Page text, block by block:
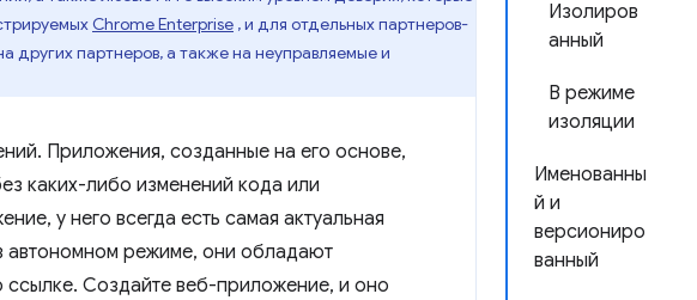
Изолиров
анный
В режиме
изоляции
Именованны
й и
версиониро
ванный
Chrome Enterprise , и для отдельных партнеров-
других партнеров, а также на неуправляемые и
Приложения, созданные на его основе,
каких-либо изменений кода или
у него всегда есть самая актуальная
автономном режиме, они обладают
ссылке. Создайте веб-приложение, и оно